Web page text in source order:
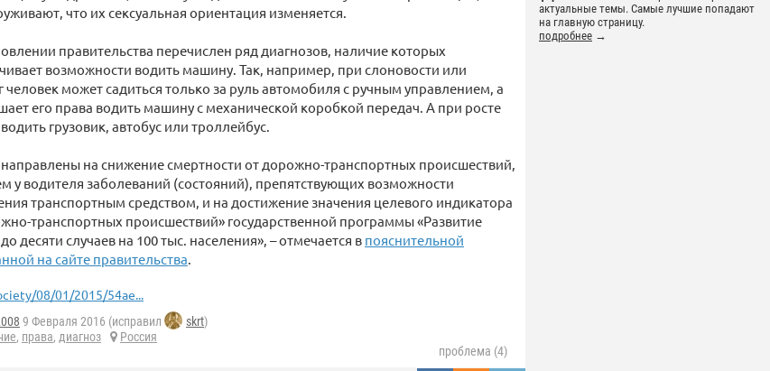
актуальные темы. Самые лучшие попадают
на главную страницу.
подробнее →
что их сексуальная ориентация изменяется.
правительства перечислен ряд диагнозов, наличие которых
возможности водить машину. Так, например, при слоновости или
человек может садиться только за руль автомобиля с ручным управлением, а
его права водить машину с механической коробкой передач. А при росте
грузовик, автобус или троллейбус.
на снижение смертности от дорожно-транспортных происшествий,
у водителя заболеваний (состояний), препятствующих возможности
транспортным средством, и на достижение значения целевого индикатора
транспортных происшествий» государственной программы «Развитие
десяти случаев на 100 тыс. населения», – отмечается в пояснительной
на сайте правительства.
08/01/2015/54ae...
9 Февраля 2016 (исправил skrt)
, права, диагноз
Россия
проблема (4)